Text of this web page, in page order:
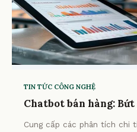
TIN TỨC CÔNG NGHỆ
Chatbot bán hàng:
Cung cấp các phân tích chi